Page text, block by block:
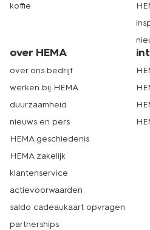
koffie
over HEMA
over ons bedrijf
werken bij HEMA
duurzaamheid
nieuws en pers
HEMA geschiedenis
HEMA zakelijk
klantenservice
actievoorwaarden
saldo cadeaukaart opvragen
partnerships